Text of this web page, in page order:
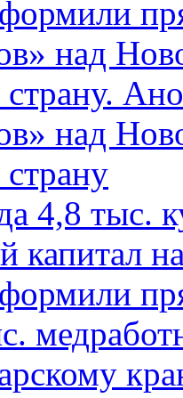
над
над
4,8 тыс.
капитал